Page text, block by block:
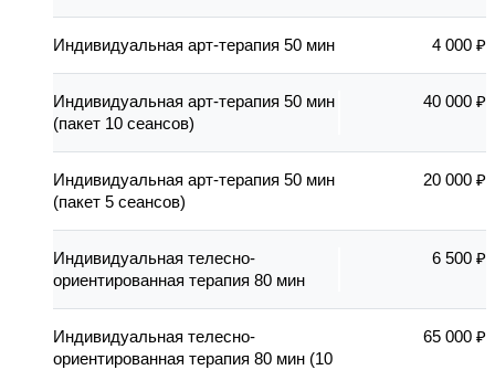
Индивидуальная арт-терапия 50 мин 4 000 ₽
Индивидуальная арт-терапия 50 мин
(пакет 10 сеансов)
40 000 ₽
Индивидуальная арт-терапия 50 мин
(пакет 5 сеансов)
20 000 ₽
Индивидуальная телесно-
ориентированная терапия 80 мин
6 500 ₽
Индивидуальная телесно-
ориентированная терапия 80 мин (10
65 000 ₽